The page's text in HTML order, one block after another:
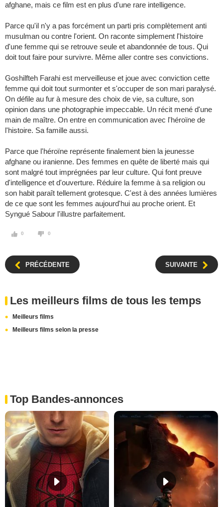
afghane, mais ce film est en plus d'une rare intelligence.
Parce qu'il n'y a pas forcément un parti pris complètement anti
musulman ou contre l'orient. On raconte simplement l'histoire
d'une femme qui se retrouve seule et abandonnée de tous. Qui
doit tout faire pour survivre. Même aller contre ses convictions.
Goshilfteh Farahi est merveilleuse et joue avec conviction cette
femme qui doit tout surmonter et s'occuper de son mari paralysé.
On défile au fur à mesure des choix de vie, sa culture, son
opinion dans une photographie impeccable. Un récit mené d'une
main de maître. On entre en communication avec l'héroïne de
l'histoire. Sa famille aussi.
Parce que l'héroïne représente finalement bien la jeunesse
afghane ou iranienne. Des femmes en quête de liberté mais qui
sont malgré tout imprégnées par leur culture. Qui font preuve
d'intelligence et d'ouverture. Réduire la femme à sa religion ou
son habit paraît tellement grotesque. C'est à des années lumières
de ce que sont les femmes aujourd'hui au proche orient. Et
Syngué Sabour l'illustre parfaitement.
0 0
PRÉCÉDENTE SUIVANTE
Les meilleurs films de tous les temps
Meilleurs films
Meilleurs films selon la presse
Top Bandes-annonces